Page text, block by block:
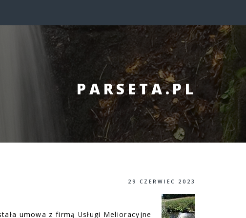
PARSETA.PL
29 CZERWIEC 2023
umowa z firmą Usługi Melioracyjne